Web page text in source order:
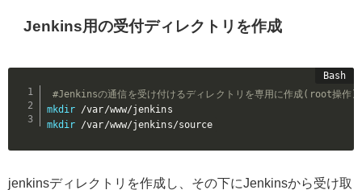
Jenkins用の受付ディレクトリを作成
#Jenkinsの通信を受け付けるディレクトリを専用に作成(root操作)
mkdir
mkdir /var/www/jenkins/source
jenkinsディレクトリを作成し、その下にJenkinsから受け取